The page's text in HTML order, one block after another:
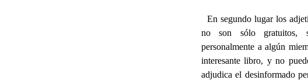
En segundo lugar los
no son sólo gratuitos,
personalmente a algún
interesante libro, y no
adjudica el desinformado